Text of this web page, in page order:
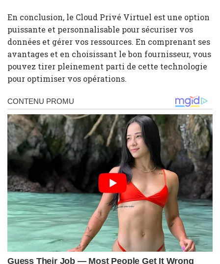
En conclusion, le Cloud Privé Virtuel est une option
puissante et personnalisable pour sécuriser vos
données et gérer vos ressources. En comprenant ses
avantages et en choisissant le bon fournisseur, vous
pouvez tirer pleinement parti de cette technologie
pour optimiser vos opérations.